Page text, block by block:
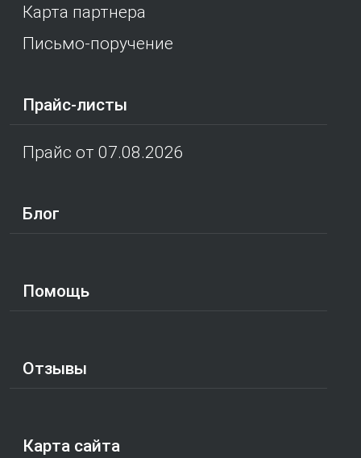
Карта партнера
Письмо-поручение
Прайс-листы
Прайс от 07.08.2026
Блог
Помощь
Отзывы
Карта сайта